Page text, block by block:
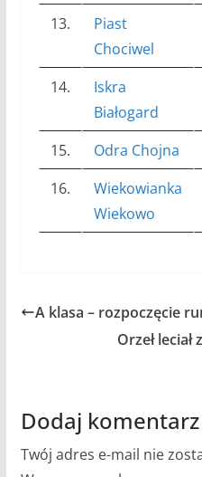
13.
Piast
Chociwel
14.
Iskra
Białogard
15. Odra Chojna
16.
Wiekowianka
Wiekowo
A klasa – rozpoczęcie
Orzeł
Dodaj komentarz
Twój adres e-mail nie